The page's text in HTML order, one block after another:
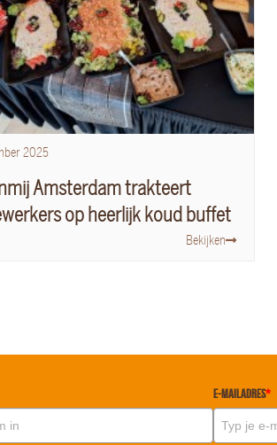
2025
Amsterdam trakteert
op heerlijk koud buffet
Bekijken
E-mailadres*